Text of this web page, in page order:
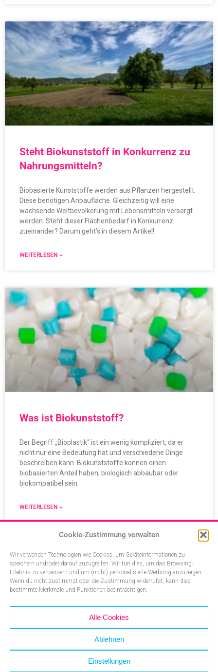
Cookie-Zustimmung verwalten
Wir verwenden Technologien wie Cookies, um Geräteinformationen zu
speichern und/oder darauf zuzugreifen. Wir tun dies, um das Browsing-
Erlebnis zu verbessern und um (nicht) personalisierte Werbung anzuzeigen.
Wenn du nicht zustimmst oder die Zustimmung widerrufst, kann dies
bestimmte Merkmale und Funktionen beeinträchtigen.
Alle Cookies
Ablehnen
Einstellungen
Steht Biokunststoff in Konkurrenz zu
Nahrungsmitteln?
Biobasierte Kunststoffe werden aus Pflanzen hergestellt.
Diese benötigen Anbaufläche. Gleichzeitig will eine
wachsende Weltbevölkerung mit Lebensmitteln versorgt
werden. Steht dieser Flächenbedarf in Konkurrenz
zueinander? Darum geht’s in diesem Artikel!
WEITERLESEN »
Was ist Biokunststoff?
Der Begriff „Bioplastik“ ist ein wenig kompliziert, da er
nicht nur eine Bedeutung hat und verschiedene Dinge
beschreiben kann. Biokunststoffe können einen
biobasierten Anteil haben, biologisch abbaubar oder
biokompatibel sein.
WEITERLESEN »